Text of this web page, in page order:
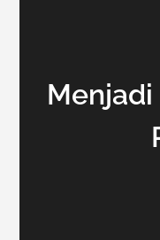
Menjadi